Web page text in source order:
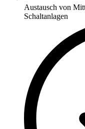
Austausch von
Schaltanlagen